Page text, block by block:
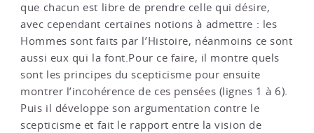
que chacun est libre de prendre celle qui désire,
avec cependant certaines notions à admettre : les
Hommes sont faits par l’Histoire, néanmoins ce sont
aussi eux qui la font.Pour ce faire, il montre quels
sont les principes du scepticisme pour ensuite
montrer l’incohérence de ces pensées (lignes 1 à 6).
Puis il développe son argumentation contre le
scepticisme et fait le rapport entre la vision de